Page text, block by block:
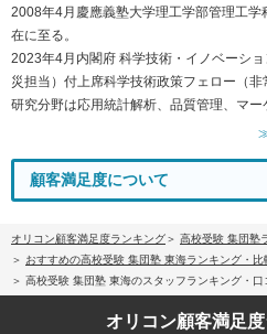
2008年4月慶應義塾大学理工学部管理工
在に至る。
2023年4月内閣府 科学技術・イノベーシ
災担当）付上席科学技術政策フェロー（非
研究分野は応用統計解析、品質管理、マー
顧客満足度について
オリコン顧客満足度ランキング
高校受験 集団塾
おすすめの高校受験 集団塾 東海ランキング・比
高校受験 集団塾 東海のスタッフランキング・口
オリコン顧客満足度